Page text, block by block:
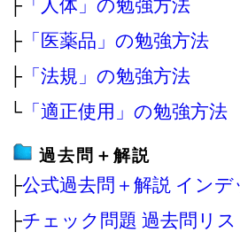
├ 「人体」の勉強方法
├ 「医薬品」の勉強方法
├ 「法規」の勉強方法
└ 「適正使用」の勉強方法
過去問＋解説
├公式過去問＋解説 インデ
├チェック問題 過去問リス